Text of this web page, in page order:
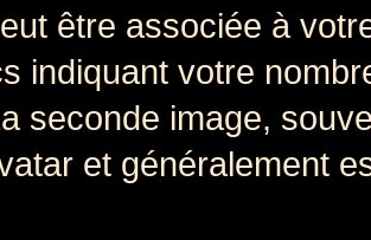
être associée à
indiquant votre
seconde image,
et généralement